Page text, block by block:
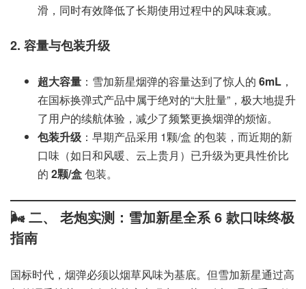
滑，同时有效降低了长期使用过程中的风味衰减。
2. 容量与包装升级
超大容量 ：雪加新星烟弹的容量达到了惊人的 6mL ，
在国标换弹式产品中属于绝对的“大肚量”，极大地提升
了用户的续航体验，减少了频繁更换烟弹的烦恼。
包装升级 ：早期产品采用 1颗/盒 的包装，而近期的新
口味（如日和风暖、云上贵月）已升级为更具性价比
的 2颗/盒包装。
🌬️ 二、 老炮实测：雪加新星全系 6 款口味终极
指南
国标时代，烟弹必须以烟草风味为基底。但雪加新星通过高